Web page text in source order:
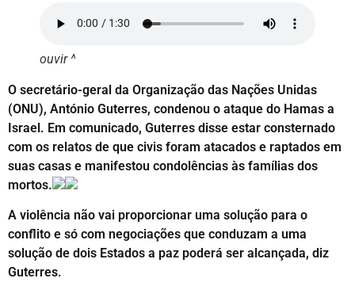
ouvir ^
O secretário-geral da Organização das Nações Unidas
(ONU), António Guterres, condenou o ataque do Hamas a
Israel. Em comunicado, Guterres disse estar consternado
com os relatos de que civis foram atacados e raptados em
suas casas e manifestou condolências às famílias dos
mortos.
A violência não vai proporcionar uma solução para o
conflito e só com negociações que conduzam a uma
solução de dois Estados a paz poderá ser alcançada, diz
Guterres.